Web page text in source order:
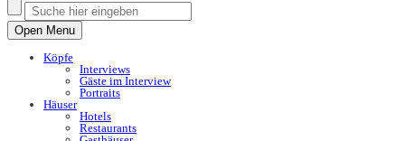
Open Menu
Köpfe
Interviews
Gäste im Interview
Portraits
Häuser
Hotels
Restaurants